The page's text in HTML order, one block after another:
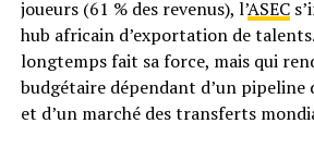
joueurs (61 % des revenus), l’ASEC
hub africain d’exportation de
longtemps fait sa force, mais qui
budgétaire dépendant d’un pipeline
et d’un marché des transferts